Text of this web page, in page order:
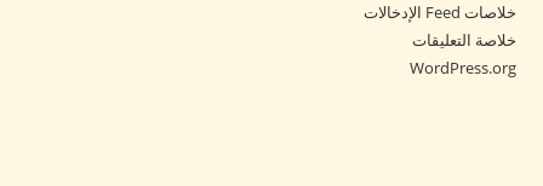
خلاصات Feed الإدخالات
خلاصة التعليقات
WordPress.org